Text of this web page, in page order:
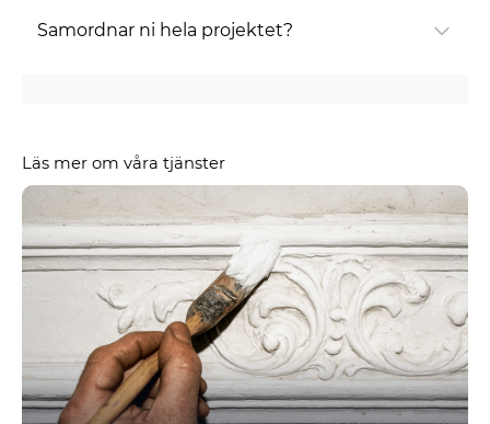
Samordnar ni hela projektet?
Läs mer om våra tjänster